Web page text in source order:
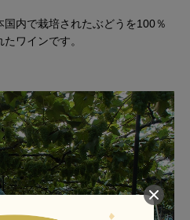
内で栽培されたぶどうを100％
ワインです。